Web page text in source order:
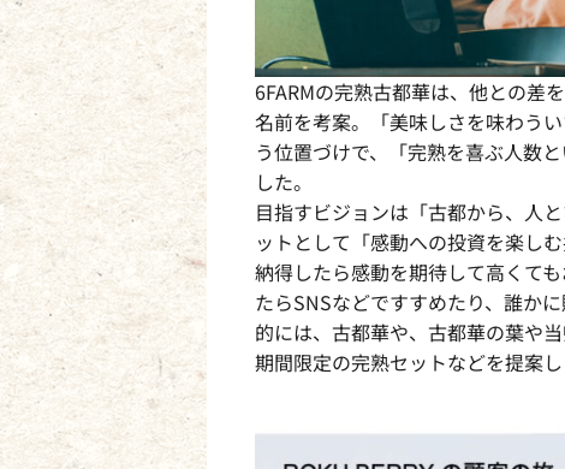
6FARMの完熟古都華は、他との差
名前を考案。「美味しさを味わう
う位置づけで、「完熟を喜ぶ人数
した。
目指すビジョンは「古都から、人
ットとして「感動への投資を楽し
納得したら感動を期待して高くて
たらSNSなどですすめたり、誰か
的には、古都華や、古都華の葉や
期間限定の完熟セットなどを提案し